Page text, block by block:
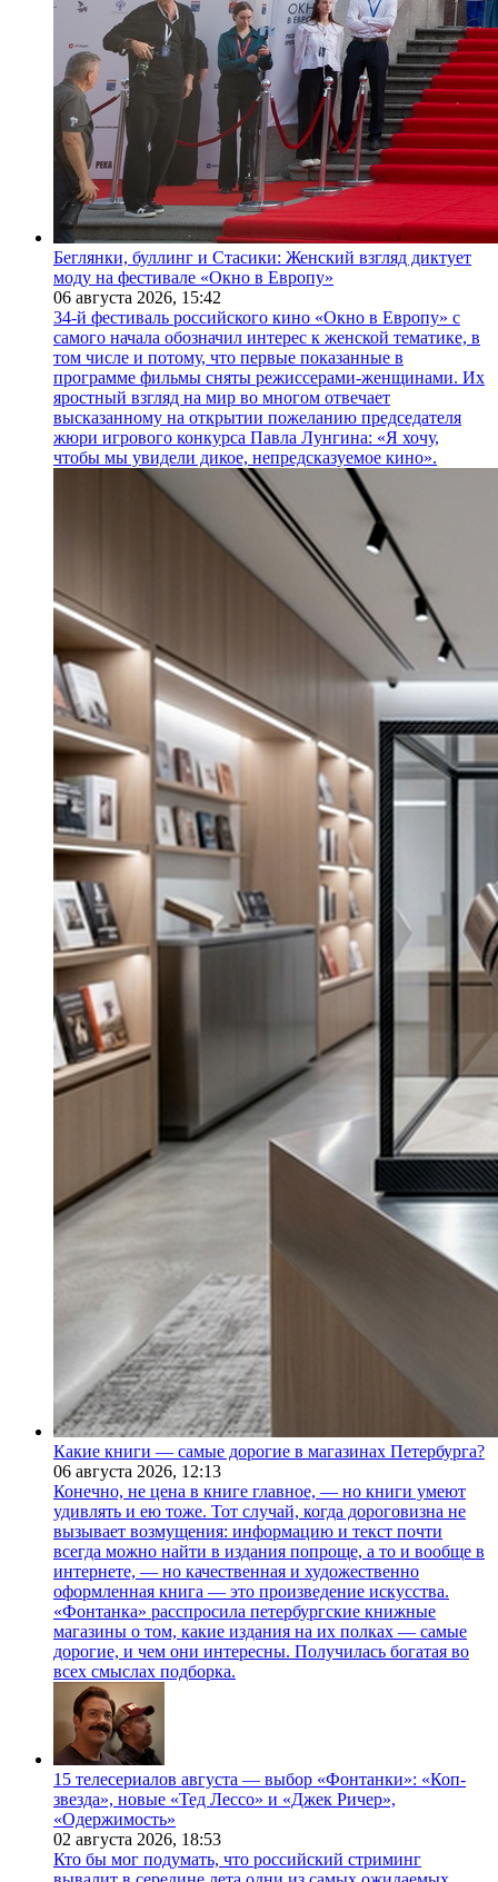
Беглянки, буллинг и Стасики: Женский взгляд диктует
моду на фестивале «Окно в Европу»
06 августа 2026, 15:42
34-й фестиваль российского кино «Окно в Европу» с
самого начала обозначил интерес к женской тематике, в
том числе и потому, что первые показанные в
программе фильмы сняты режиссерами-женщинами. Их
яростный взгляд на мир во многом отвечает
высказанному на открытии пожеланию председателя
жюри игрового конкурса Павла Лунгина: «Я хочу,
чтобы мы увидели дикое, непредсказуемое кино».
Какие книги — самые дорогие в магазинах Петербурга?
06 августа 2026, 12:13
Конечно, не цена в книге главное, — но книги умеют
удивлять и ею тоже. Тот случай, когда дороговизна не
вызывает возмущения: информацию и текст почти
всегда можно найти в издания попроще, а то и вообще в
интернете, — но качественная и художественно
оформленная книга — это произведение искусства.
«Фонтанка» расспросила петербургские книжные
магазины о том, какие издания на их полках — самые
дорогие, и чем они интересны. Получилась богатая во
всех смыслах подборка.
15 телесериалов августа — выбор «Фонтанки»: «Коп-
звезда», новые «Тед Лессо» и «Джек Ричер»,
«Одержимость»
02 августа 2026, 18:53
Кто бы мог подумать, что российский стриминг